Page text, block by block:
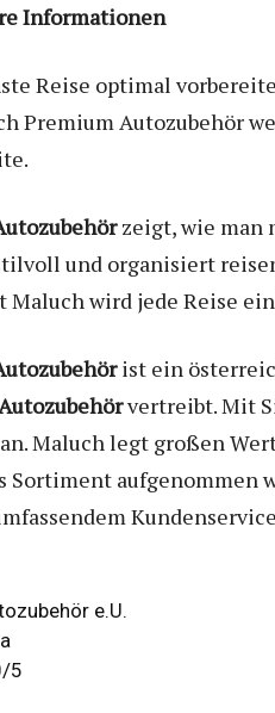
Informationen
Reise optimal
Premium Autozubehör
zeigt, wie man
und organisiert
Maluch wird jede Reise
ist ein
vertreibt. Mit
Maluch legt großen
Sortiment
e.U.
5